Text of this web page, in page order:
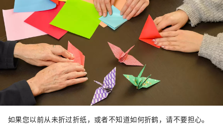
如果您以前从未折过折纸，或者不知道如何折鹤，请不要担心。